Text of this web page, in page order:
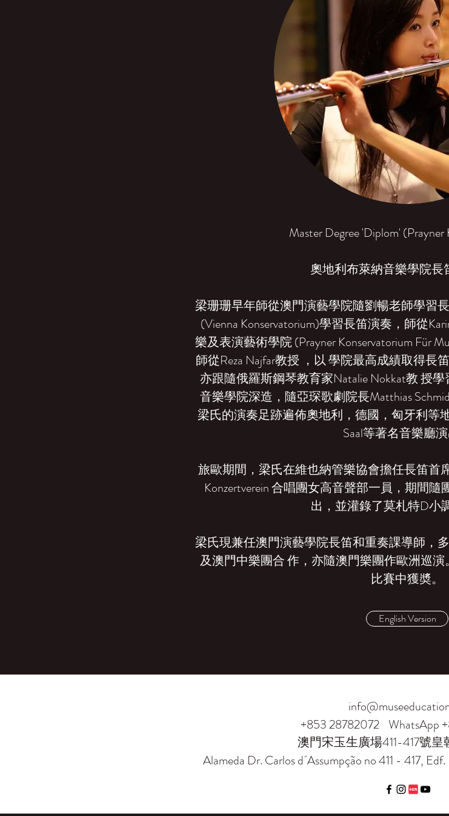
Master Degree 'Diplom' (Prayner
奧地利布萊納音樂學院長
梁珊珊早年師從澳門演藝學院隨劉暢老師學習
(Vienna Konservatorium)學習長笛演奏，師從
樂及表演藝術學院 (Prayner Konservatorium Für
師從Reza Najfar教授 ，以 學院最高成績取得長
亦跟隨俄羅斯鋼琴教育家Natalie Nokkat教 授
音樂學院深造，隨亞琛歌劇院長Matthias
梁氏的演奏足跡遍佈奧地利，德國，匈牙利等
Saal等著名音樂廳演
旅歐期間，梁氏在維也納管樂協會擔任長笛首
Konzertverein 合唱團女高音聲部一員，期間
出，並灌錄了莫札特D小
梁氏現兼任澳門演藝學院長笛和重奏課導師，
及澳門中樂團合 作，亦隨澳門樂團作歐洲巡
比賽中獲奬。
English Version
+853 28782072 WhatsApp
澳門宋玉生廣場411-417號皇
Alameda Dr. Carlos d´Assumpção no 411 - 417,